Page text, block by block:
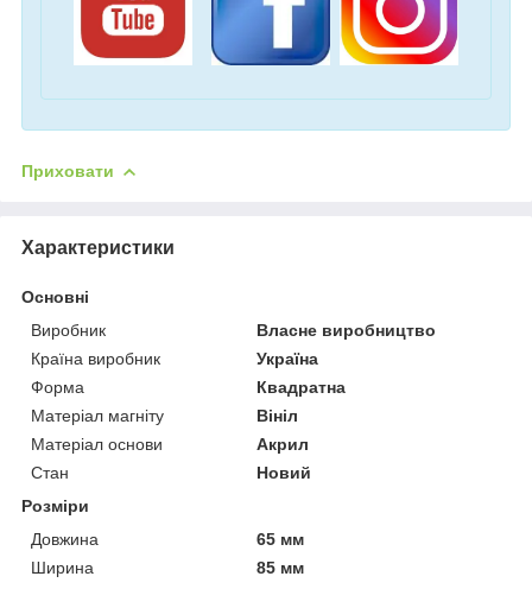
Приховати
Характеристики
Основні
Виробник
Власне виробництво
Країна виробник
Україна
Форма
Квадратна
Матеріал магніту
Вініл
Матеріал основи
Акрил
Стан
Новий
Розміри
Довжина
65 мм
Ширина
85 мм